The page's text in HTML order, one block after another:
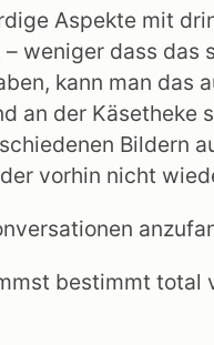
Aspekte mit
weniger dass
kann man
an der
Bildern
vorhin nicht
bestimmt